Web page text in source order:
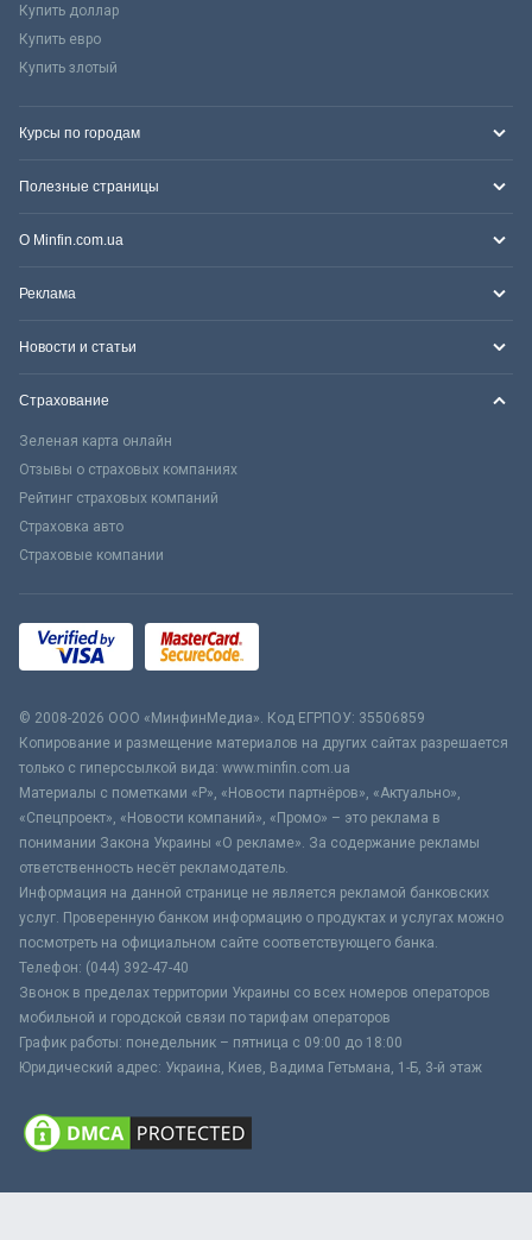
Купить доллар
Купить евро
Купить злотый
Курсы по городам
Полезные страницы
О Minfin.com.ua
Реклама
Новости и статьи
Страхование
Зеленая карта онлайн
Отзывы о страховых компаниях
Рейтинг страховых компаний
Страховка авто
Страховые компании
© 2008-2026 ООО «МинфинМедиа». Код ЕГРПОУ: 35506859
Копирование и размещение материалов на других сайтах разрешается
только с гиперссылкой вида: www.minfin.com.ua
Материалы с пометками «Р», «Новости партнёров», «Актуально»,
«Спецпроект», «Новости компаний», «Промо» – это реклама в
понимании Закона Украины «О рекламе». За содержание рекламы
ответственность несёт рекламодатель.
Информация на данной странице не является рекламой банковских
услуг. Проверенную банком информацию о продуктах и услугах можно
посмотреть на официальном сайте соответствующего банка.
Телефон: (044) 392-47-40
Звонок в пределах территории Украины со всех номеров операторов
мобильной и городской связи по тарифам операторов
График работы: понедельник – пятница с 09:00 до 18:00
Юридический адрес: Украина, Киев, Вадима Гетьмана, 1-Б, 3-й этаж